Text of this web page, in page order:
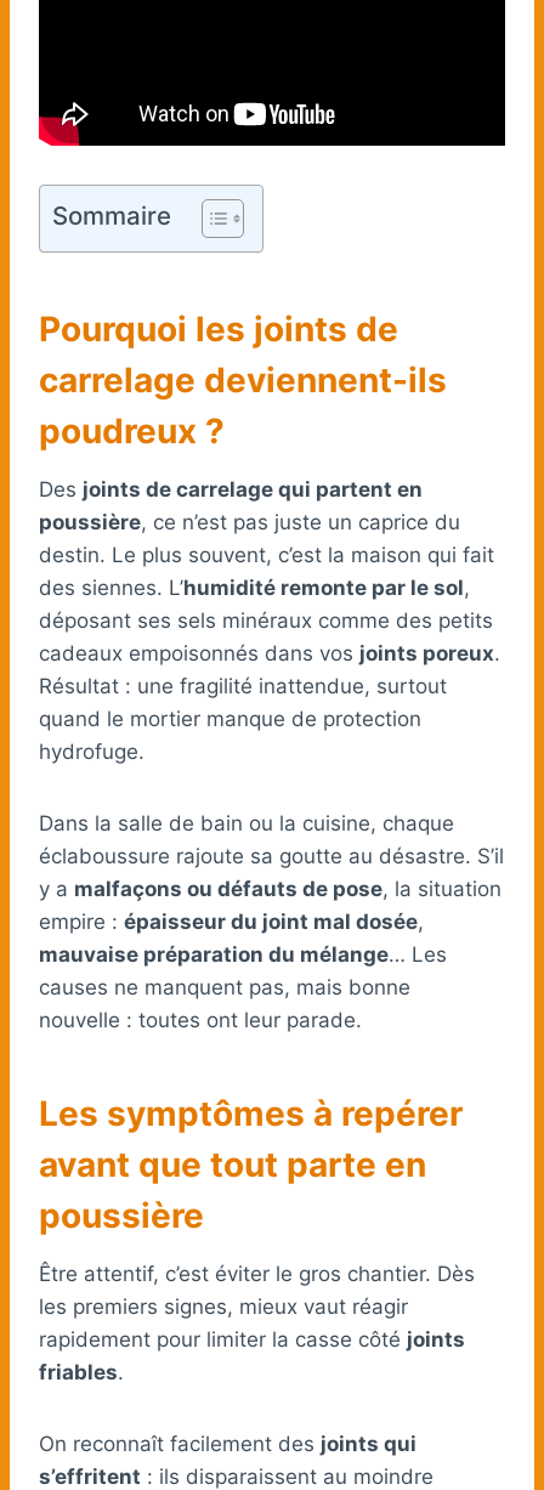
Sommaire
Pourquoi les joints de
carrelage deviennent-ils
poudreux ?
Des joints de carrelage qui partent en
poussière, ce n’est pas juste un caprice du
destin. Le plus souvent, c’est la maison qui fait
des siennes. L’humidité remonte par le sol,
déposant ses sels minéraux comme des petits
cadeaux empoisonnés dans vos joints poreux.
Résultat : une fragilité inattendue, surtout
quand le mortier manque de protection
hydrofuge.
Dans la salle de bain ou la cuisine, chaque
éclaboussure rajoute sa goutte au désastre. S’il
y a malfaçons ou défauts de pose, la situation
empire : épaisseur du joint mal dosée,
mauvaise préparation du mélange… Les
causes ne manquent pas, mais bonne
nouvelle : toutes ont leur parade.
Les symptômes à repérer
avant que tout parte en
poussière
Être attentif, c’est éviter le gros chantier. Dès
les premiers signes, mieux vaut réagir
rapidement pour limiter la casse côté joints
friables.
On reconnaît facilement des joints qui
s’effritent : ils disparaissent au moindre